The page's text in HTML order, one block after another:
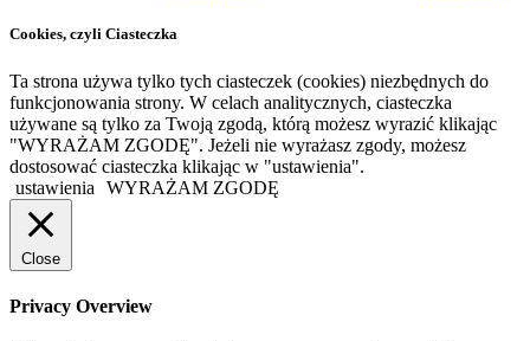
Cookies, czyli Ciasteczka
Ta strona używa tylko tych ciasteczek (cookies) niezbędnych do
funkcjonowania strony. W celach analitycznych, ciasteczka
używane są tylko za Twoją zgodą, którą możesz wyrazić klikając
"WYRAŻAM ZGODĘ". Jeżeli nie wyrażasz zgody, możesz
dostosować ciasteczka klikając w "ustawienia".
ustawienia
WYRAŻAM ZGODĘ
Close
Privacy Overview